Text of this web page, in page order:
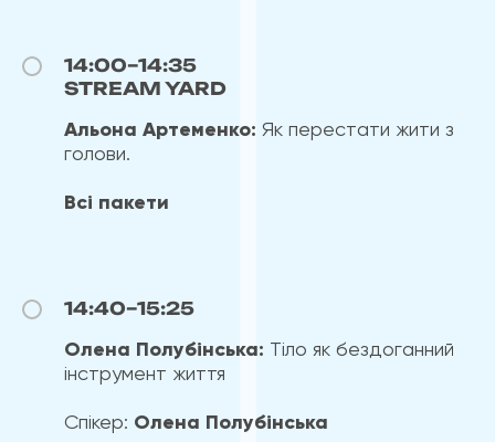
14:00–14:35
STREAM YARD
Альона Артеменко: Як перестати жити з
голови.
Всі пакети
14:40–15:25
Олена Полубінська: Тіло як бездоганний
інструмент життя
Спікер: Олена Полубінська